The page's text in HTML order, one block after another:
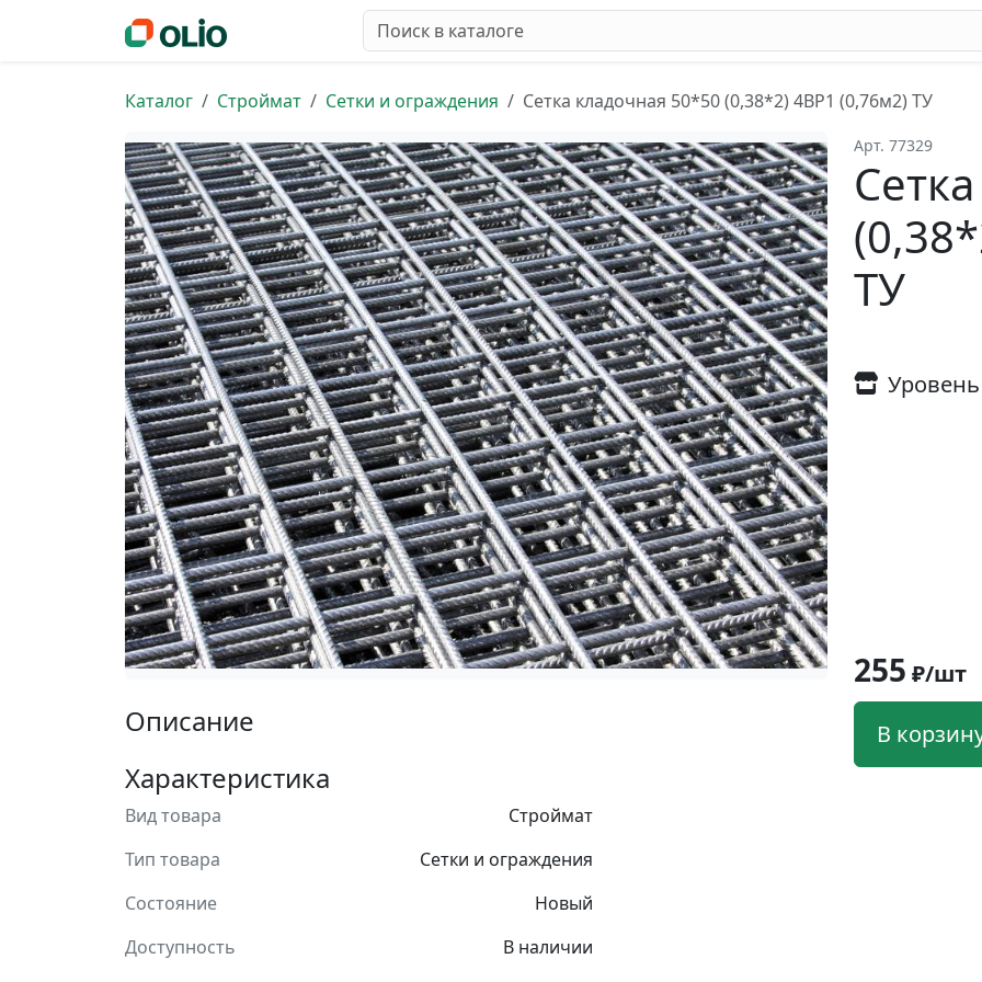
Каталог Строймат Сетки и ограждения Сетка кладочная 50*50 (0,38*2) 4ВР1 (0,76м2) ТУ
Описание
Характеристика
Вид товара
Строймат
Тип товара
Сетки и ограждения
Состояние
Новый
Доступность
В наличии
Арт. 77329
ТУ
255 ₽/шт
В